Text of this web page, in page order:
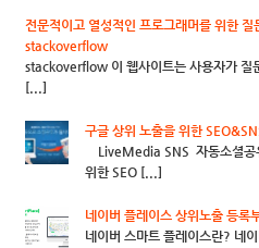
전문적이고 열성적인 프로그래머를 위한
stackoverflow
stackoverflow 이 웹사이트는 사용자가 질
[...]
구글 상위 노출을 위한
LiveMedia SNS 자동소셜공
위한 SEO [...]
네이버 플레이스 상위노출 등록
네이버 스마트 플레이스란? 네